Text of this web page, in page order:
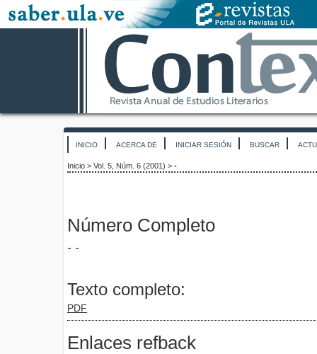
INICIO ACERCA DE INICIAR SESIÓN BUSCAR
Inicio > Vol. 5, Núm. 6 (2001) > -
Número Completo
- -
Texto completo:
PDF
Enlaces refback